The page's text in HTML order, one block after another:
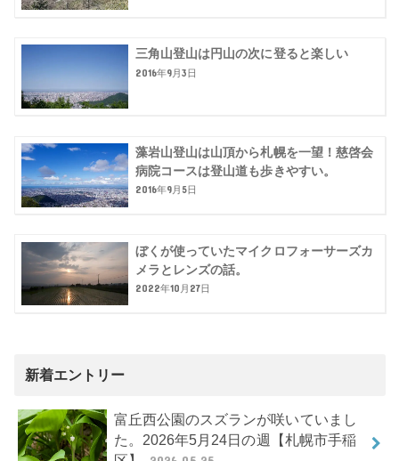
三角山登山は円山の次に登ると楽しい
2016年9月3日
藻岩山登山は山頂から札幌を一望！慈啓会
病院コースは登山道も歩きやすい。
2016年9月5日
ぼくが使っていたマイクロフォーサーズカ
メラとレンズの話。
2022年10月27日
新着エントリー
富丘西公園のスズランが咲いていまし
た。2026年5月24日の週【札幌市手稲